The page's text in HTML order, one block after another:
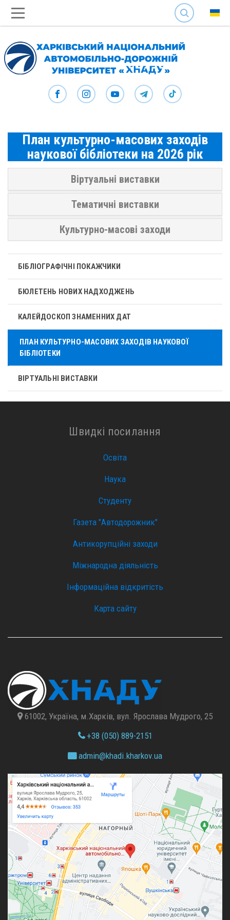
SEARCH
План культурно-масових заходів
наукової бібліотеки на 2026 рік
Віртуальні виставки
Тематичні виставки
Культурно-масові заходи
БІБЛІОГРАФІЧНІ ПОКАЖЧИКИ
БЮЛЕТЕНЬ НОВИХ НАДХОДЖЕНЬ
КАЛЕЙДОСКОП ЗНАМЕННИХ ДАТ
ПЛАН КУЛЬТУРНО-МАСОВИХ ЗАХОДІВ НАУКОВОЇ
БІБЛІОТЕКИ
ВІРТУАЛЬНІ ВИСТАВКИ
Швидкі посилання
Освіта
Наука
Студенту
Газета "Автодорожник"
Антикорупційні заходи
Міжнародна діяльність
Інформаційна відкритість
Карта сайту
61002, Україна, м.Харків, вул. Ярослава Мудрого, 25
+38 (050) 889-2151
admin@khadi.kharkov.ua